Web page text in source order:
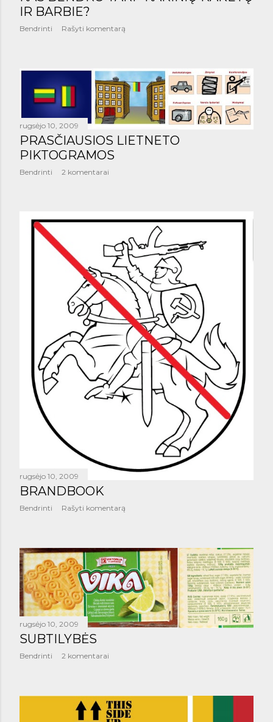
IR BARBIE?
Bendrinti Rašyti komentarą
rugsėjo 10, 2009
PRASČIAUSIOS LIETNETO
PIKTOGRAMOS
Bendrinti 2 komentarai
rugsėjo 10, 2009
BRANDBOOK
Bendrinti Rašyti komentarą
rugsėjo 10, 2009
SUBTILYBĖS
Bendrinti 2 komentarai